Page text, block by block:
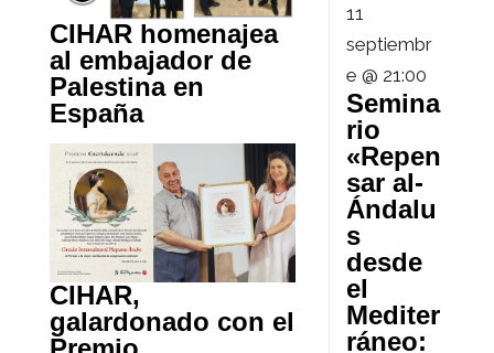
CIHAR homenajea
al embajador de
Palestina en
España
CIHAR,
galardonado con el
11
septiembr
e @ 21:00
Semina
rio
«Repen
sar al-
Ándalu
s
desde
el
Mediter
ráneo: